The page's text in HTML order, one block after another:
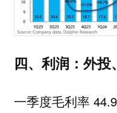
四、利润：外
一季度毛利率